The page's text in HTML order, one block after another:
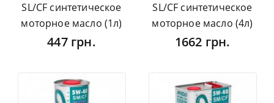
SL/CF синтетическое
моторное масло (1л)
447 грн.
SL/CF синтетическое
моторное масло (4л)
1662 грн.